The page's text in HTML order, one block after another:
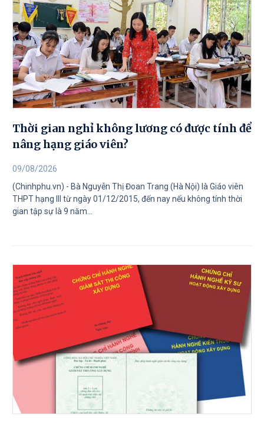
Thời gian nghỉ không lương có được tính để
nâng hạng giáo viên?
09/08/2026
(Chinhphu.vn) - Bà Nguyễn Thị Đoan Trang (Hà Nội) là Giáo viên
THPT hạng III từ ngày 01/12/2015, đến nay nếu không tính thời
gian tập sự là 9 năm...